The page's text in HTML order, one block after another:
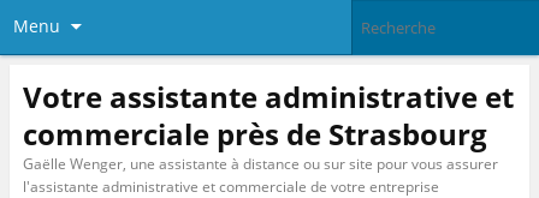
Menu
Votre assistante administrative et
commerciale près de Strasbourg
Gaëlle Wenger, une assistante à distance ou sur site pour vous assurer
l'assistante administrative et commerciale de votre entreprise